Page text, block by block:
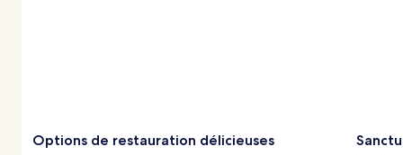
Options de restauration délicieuses